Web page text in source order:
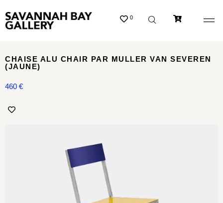
0
CHAISE ALU CHAIR PAR MULLER VAN SEVEREN
(JAUNE)
460 €